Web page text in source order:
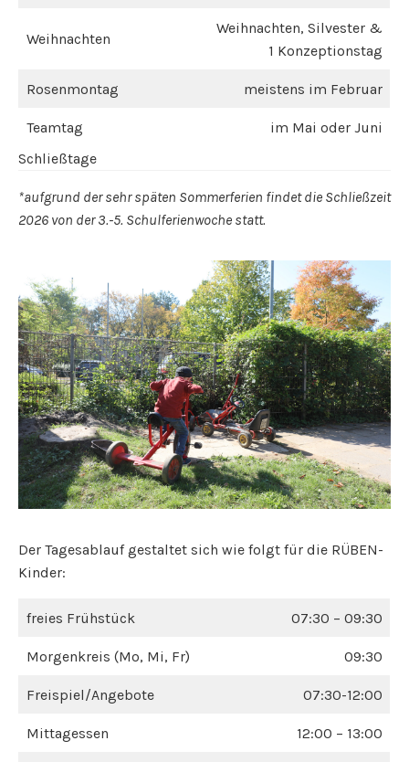
Weihnachten
Weihnachten, Silvester &
1 Konzeptionstag
Rosenmontag meistens im Februar
Teamtag
im Mai oder Juni
Schließtage
*aufgrund der sehr späten Sommerferien findet die Schließzeit
2026 von der 3.-5. Schulferienwoche statt.
Der Tagesablauf gestaltet sich wie folgt für die RÜBEN-
Kinder:
freies Frühstück 07:30 – 09:30
Morgenkreis (Mo, Mi, Fr) 09:30
Freispiel/Angebote 07:30-12:00
Mittagessen 12:00 – 13:00